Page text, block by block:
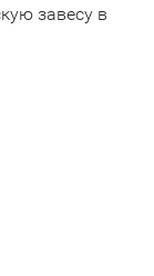
завесу в